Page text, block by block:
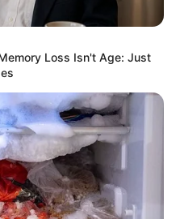
Loss Isn't Age: Just